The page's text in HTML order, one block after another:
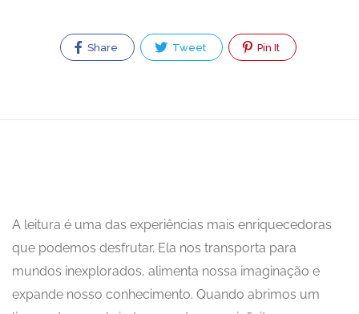
Share Tweet Pin It
A leitura é uma das experiências mais enriquecedoras
que podemos desfrutar. Ela nos transporta para
mundos inexplorados, alimenta nossa imaginação e
expande nosso conhecimento. Quando abrimos um